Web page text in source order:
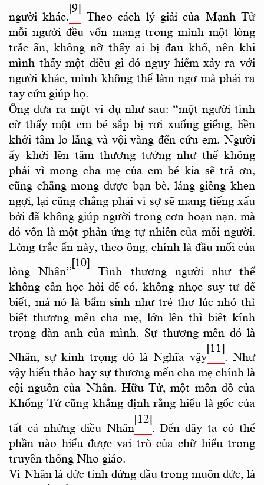
người khác.
[9]
Theo cách lý giải của Mạnh Tử
mỗi người đều vốn mang trong mình một lòng
trắc ẩn, không nỡ thấy ai bị đau khổ, nên khi
mình thấy một điều gì đó nguy hiểm xảy ra với
người khác, mình không thể làm ngơ mà phải ra
tay cứu giúp họ.
Ông đưa ra một ví dụ như sau: “một người tình
cờ thấy một em bé sắp bị rơi xuống giếng, liền
khởi tâm lo lắng và vội vàng đến cứu em. Người
ấy khởi lên tâm thương tưởng như thế không
phải vì mong cha mẹ của em bé kia sẽ trả ơn,
cũng chẳng mong được bạn bè, láng giềng khen
ngợi, lại cũng chẳng phải vì sợ sẽ mang tiếng xấu
bởi đã không giúp người trong cơn hoạn nạn, mà
đó vốn là một phản ứng tự nhiên của mỗi người.
Lòng trắc ẩn này, theo ông, chính là đầu mối của
lòng Nhân”
[10]
Tình thương người như thế
không cần học hỏi để có, không nhọc suy tư để
biết, mà nó là bẩm sinh như trẻ thơ lúc nhỏ thì
biết thương mến cha mẹ, lớn lên thì biết kính
trọng đàn anh của mình. Sự thương mến đó là
Nhân, sự kính trọng đó là Nghĩa vậy
[11]
. Như
vậy hiếu thảo hay sự thương mến cha mẹ chính là
cội nguồn của Nhân. Hữu Tử, một môn đồ của
Khổng Tử cũng khẳng định rằng hiếu là gốc của
tất cả những điều Nhân
[12]
. Đến đây ta có thể
phần nào hiểu được vai trò của chữ hiếu trong
truyền thống Nho giáo.
Vì Nhân là đức tính đứng đầu trong muôn đức, là